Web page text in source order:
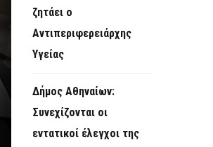
ζητάει ο
Αντιπεριφερειάρχης
Υγείας
Δήμος Αθηναίων:
Συνεχίζονται οι
εντατικοί έλεγχοι της